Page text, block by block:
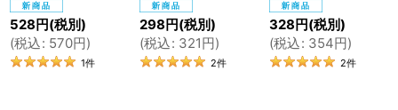
528 円(税別)
(税込: 570円)
1件
298 円(税別)
(税込: 321円)
2件
328 円(税別)
(税込: 354円)
2件